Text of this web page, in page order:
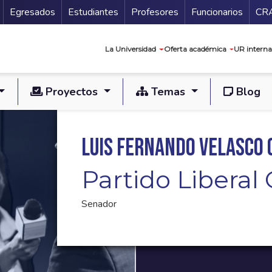
Secundario
Egresados Estudiantes Profesores Funcionarios
La Universidad Oferta académica UR
Proyectos Temas Blog
Luis Fernando Velasco
Partido Liberal
Senador